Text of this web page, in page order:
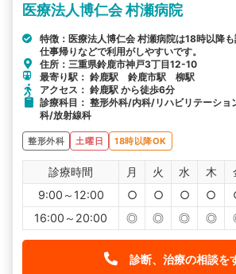
医療法人博仁会 村瀬病院
特徴：医療法人博仁会 村瀬病院は18時以降も
仕事帰りなどで利用がしやすいです。
住所：三重県鈴鹿市神戸3丁目12-10
最寄り駅： 鈴鹿駅 鈴鹿市駅 柳駅
アクセス： 鈴鹿駅 から徒歩6分
診療科目： 整形外科/内科/リハビリテーシ
科/放射線科
整形外科 土曜日 18時以降OK
診療時間 月 火 水 木
9:00～12:00
○ ○ ○ ○
16:00～20:00
◎ ◎ ◎ ◎
診断、治療の相談を